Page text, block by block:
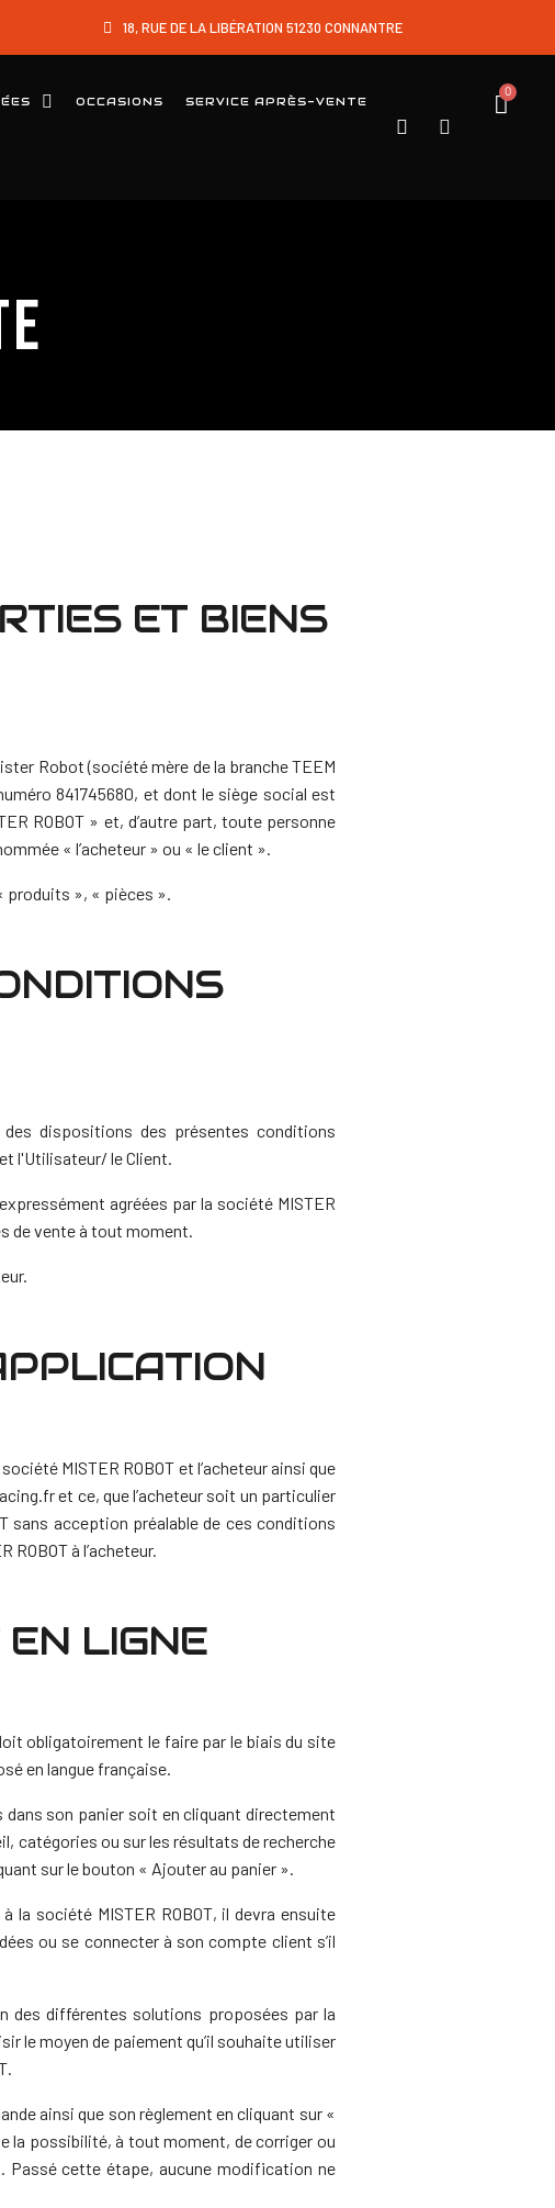
18, RUE DE LA LIBÉRATION 51230 CONNANTRE
OCCASIONS SERVICE APRÈS-VENTE
ET BIENS
Robot (société mère de la branche TEEM
841745680, et dont le siège social est
ROBOT » et, d’autre part, toute personne
« l’acheteur » ou « le client ».
», « pièces ».
dispositions des présentes conditions
l'Utilisateur/ le Client.
agréées par la société MISTER
de vente à tout moment.
MISTER ROBOT et l’acheteur ainsi que
et ce, que l’acheteur soit un particulier
sans acception préalable de ces conditions
à l’acheteur.
LIGNE
obligatoirement le faire par le biais du site
en langue française.
dans son panier soit en cliquant directement
catégories ou sur les résultats de recherche
sur le bouton « Ajouter au panier ».
la société MISTER ROBOT, il devra ensuite
ou se connecter à son compte client s’il
des différentes solutions proposées par la
le moyen de paiement qu’il souhaite utiliser
ainsi que son règlement en cliquant sur «
la possibilité, à tout moment, de corriger ou
Passé cette étape, aucune modification ne